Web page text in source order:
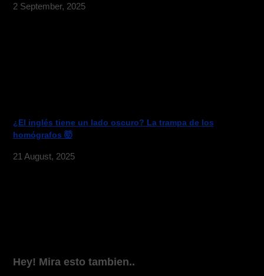
2 September, 2025
¿El inglés tiene un lado oscuro? La trampa de los
homógrafos 🤯
21 August, 2025
Hey! Mira esto tambien..